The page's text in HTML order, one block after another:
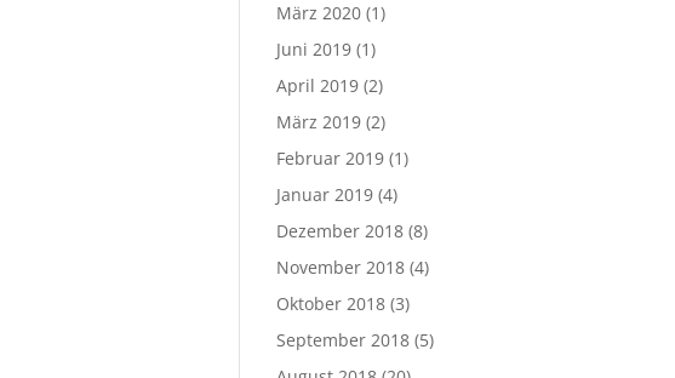
März 2020 (1)
Juni 2019 (1)
April 2019 (2)
März 2019 (2)
Februar 2019 (1)
Januar 2019 (4)
Dezember 2018 (8)
November 2018 (4)
Oktober 2018 (3)
September 2018 (5)